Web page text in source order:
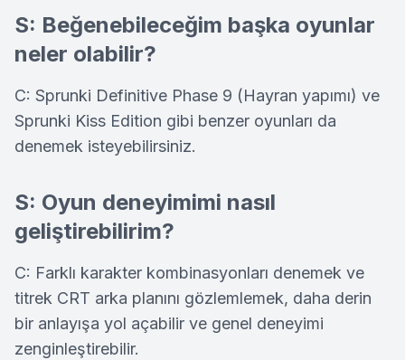
S: Beğenebileceğim başka oyunlar
neler olabilir?
C: Sprunki Definitive Phase 9 (Hayran yapımı) ve
Sprunki Kiss Edition gibi benzer oyunları da
denemek isteyebilirsiniz.
S: Oyun deneyimimi nasıl
geliştirebilirim?
C: Farklı karakter kombinasyonları denemek ve
titrek CRT arka planını gözlemlemek, daha derin
bir anlayışa yol açabilir ve genel deneyimi
zenginleştirebilir.